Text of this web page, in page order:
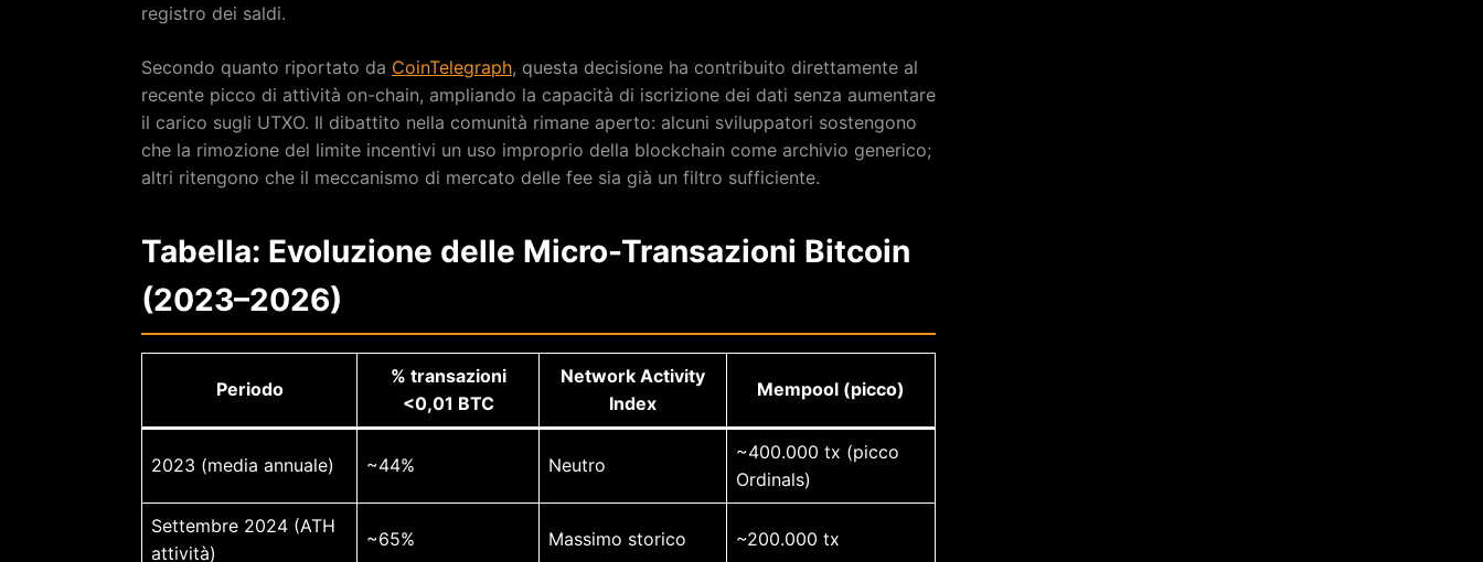
registro dei saldi.
Secondo quanto riportato da CoinTelegraph, questa decisione ha contribuito direttamente al
recente picco di attività on-chain, ampliando la capacità di iscrizione dei dati senza aumentare
il carico sugli UTXO. Il dibattito nella comunità rimane aperto: alcuni sviluppatori sostengono
che la rimozione del limite incentivi un uso improprio della blockchain come archivio generico;
altri ritengono che il meccanismo di mercato delle fee sia già un filtro sufficiente.
Tabella: Evoluzione delle Micro-Transazioni Bitcoin
(2023–2026)
Periodo
% transazioni
<0,01 BTC
Network Activity
Index
Mempool (picco)
2023 (media annuale) ~44% Neutro
~400.000 tx (picco
Ordinals)
Settembre 2024 (ATH
attività)
~65% Massimo storico ~200.000 tx